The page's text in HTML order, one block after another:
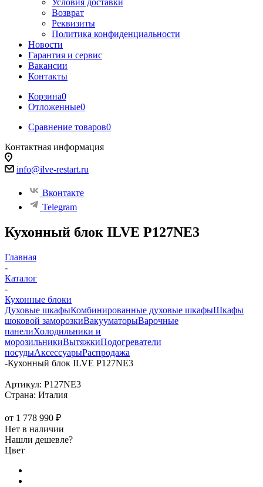
Условия доставки
Возврат
Реквизиты
Политика конфиденциальности
Новости
Гарантия и сервис
Вакансии
Контакты
Корзина0
Отложенные0
Сравнение товаров0
Контактная информация
info@ilve-restart.ru
Вконтакте
Telegram
Кухонный блок ILVE P127NE3
Главная
-
Каталог
-
Кухонные блоки
Духовые шкафыКомбинированные духовые шкафыШкафы
шоковой заморозкиВакууматорыВарочные
панелиХолодильники и
морозильникиВытяжкиПодогреватели
посудыАксессуарыРаспродажа
-Кухонный блок ILVE P127NE3
Артикул: P127NE3
Страна: Италия
от 1 778 990 ₽
Нет в наличии
Нашли дешевле?
Цвет